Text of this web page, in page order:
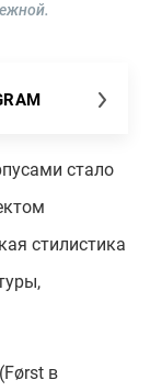
стало
стилистика
в